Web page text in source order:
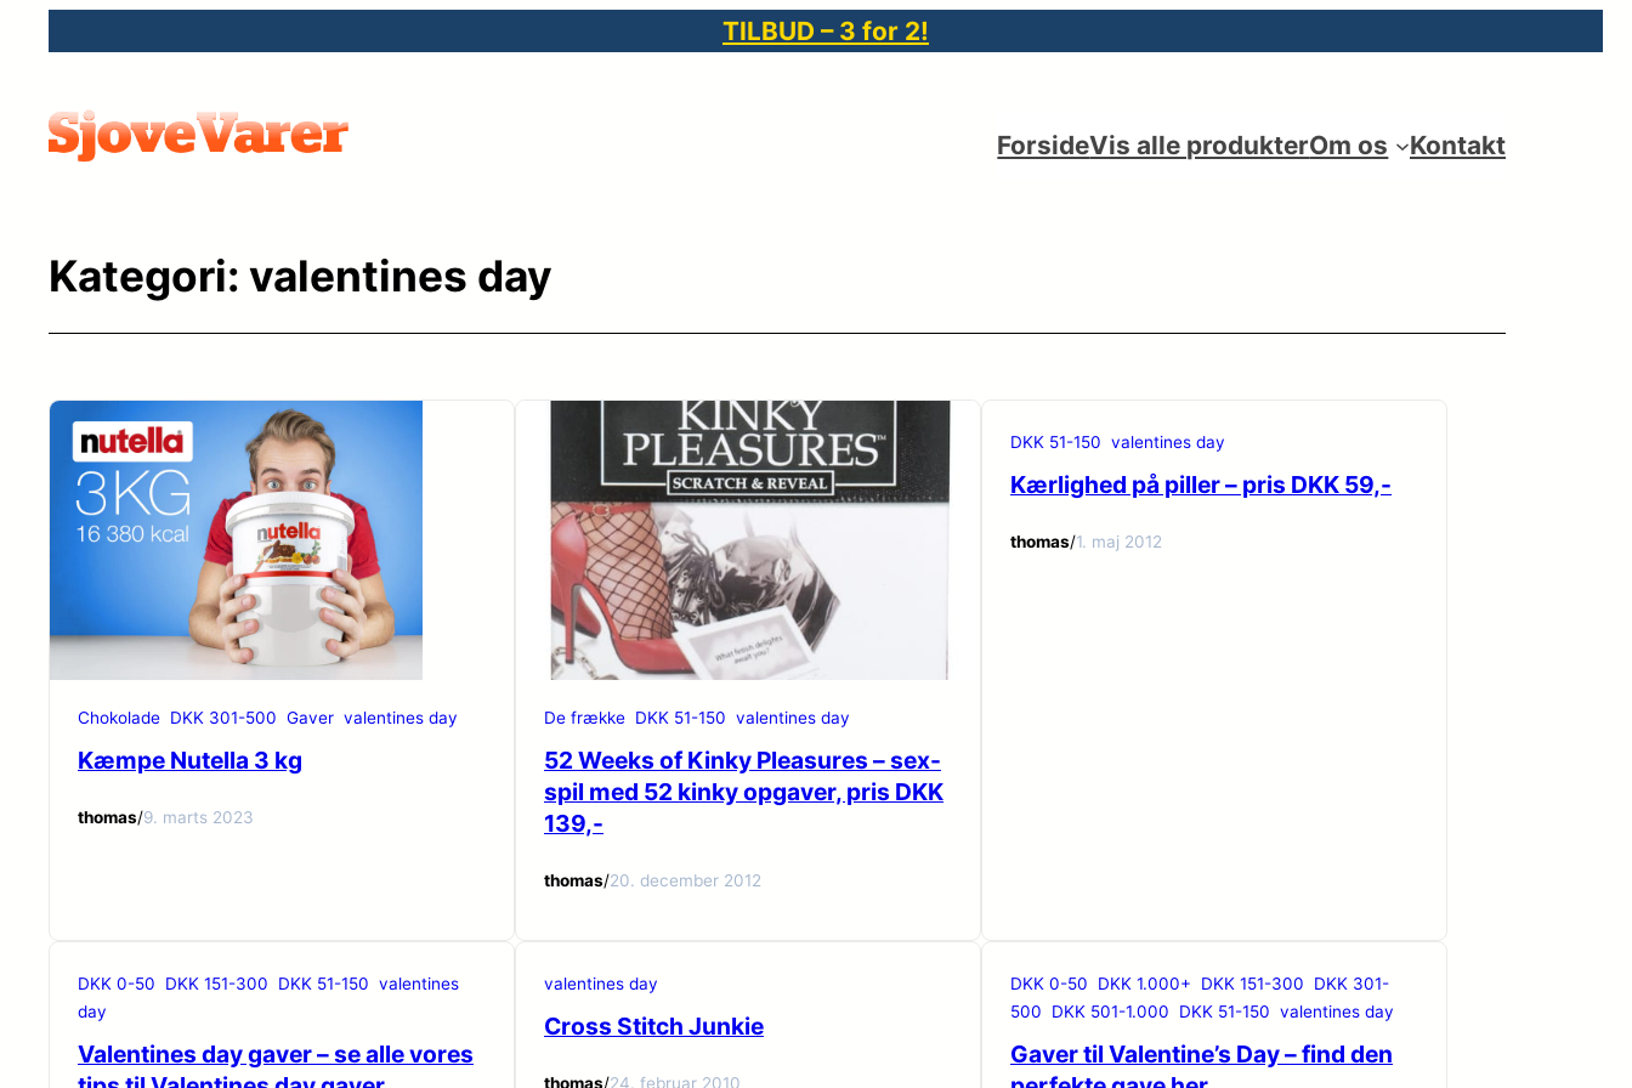
indhold
TILBUD – 3 for 2!
ForsideVis alle produkterOm os Kontakt
Kategori: valentines day
Chokolade DKK 301-500 Gaver valentines day
Kæmpe Nutella 3 kg
thomas/9. marts 2023
De frække DKK 51-150 valentines day
52 Weeks of Kinky Pleasures – sex-
spil med 52 kinky opgaver, pris DKK
139,-
thomas/20. december 2012
DKK 51-150 valentines day
Kærlighed på piller – pris DKK 59,-
thomas/1. maj 2012
DKK 0-50 DKK 151-300 DKK 51-150 valentines
day
Valentines day gaver – se alle vores
valentines day
Cross Stitch Junkie
thomas/24. februar 2010
DKK 0-50 DKK 1.000+ DKK 151-300
DKK 301-
500
DKK 501-1.000 DKK 51-150 valentines day
Gaver til Valentine’s Day – find den